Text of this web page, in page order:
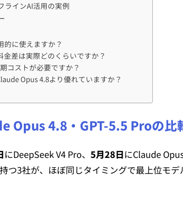
ラインAI活用の実例
的に使えますか？
金差は実際どのくらいですか？
コストが必要ですか？
Opus 4.8より優れていますか？
Opus 4.8・GPT-5.5 Proの比
にDeepSeek V4 Pro、5月28日にClaude
つ3社が、ほぼ同じタイミングで最上位モデ